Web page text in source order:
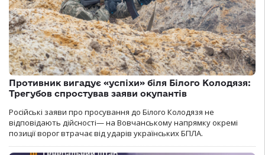
Противник вигадує «успіхи» біля Білого Колодязя:
Трегубов спростував заяви окупантів
Російські заяви про просування до Білого Колодязя не
відповідають дійсності— на Вовчанському напрямку окремі
позиції ворог втрачає від ударів українських БПЛА.